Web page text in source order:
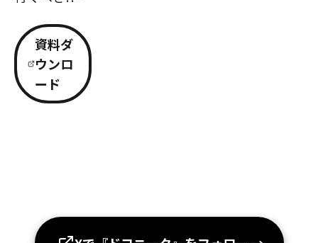
資料ダ
ウンロ
ード